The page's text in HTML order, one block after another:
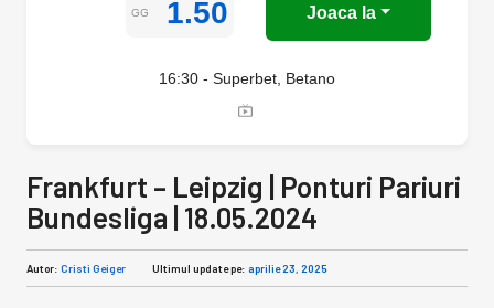
GG 1.50 Joaca la
16:30 - Superbet, Betano
Frankfurt – Leipzig | Ponturi Pariuri
Bundesliga | 18.05.2024
Autor: Cristi Geiger Ultimul update pe: aprilie 23, 2025